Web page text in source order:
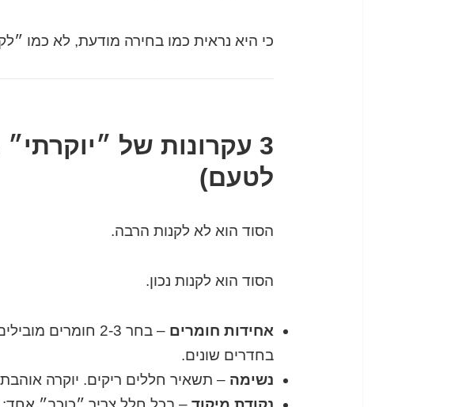
כי היא נראית כמו בחירה מודעת, לא כמו
3 עקרונות של
לטעם)
הסוד הוא לא לקנות הרבה.
הסוד הוא לקנות נכון.
אחידות חומרים
– בחר 2-3
בחדרים שונים.
נשימה – תשאיר חללים ריקים. יוקרה